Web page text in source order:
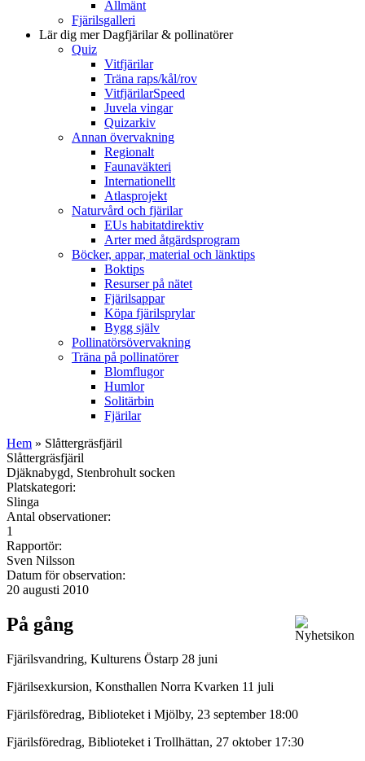
Allmänt
Fjärilsgalleri
Lär dig merDagfjärilar & pollinatörer
Quiz
Vitfjärilar
Träna raps/kål/rov
VitfjärilarSpeed
Juvela vingar
Quizarkiv
Annan övervakning
Regionalt
Faunaväkteri
Internationellt
Atlasprojekt
Naturvård och fjärilar
EUs habitatdirektiv
Arter med åtgärdsprogram
Böcker, appar, material och länktips
Boktips
Resurser på nätet
Fjärilsappar
Köpa fjärilsprylar
Bygg själv
Pollinatörsövervakning
Träna på pollinatörer
Blomflugor
Humlor
Solitärbin
Fjärilar
Hem » Slåttergräsfjäril
Slåttergräsfjäril
Djäknabygd, Stenbrohult socken
Platskategori:
Slinga
Antal observationer:
1
Rapportör:
Sven Nilsson
Datum för observation:
20 augusti 2010
På gång
Fjärilsvandring, Kulturens Östarp 28 juni
Fjärilsexkursion, Konsthallen Norra Kvarken 11 juli
Fjärilsföredrag, Biblioteket i Mjölby, 23 september 18:00
Fjärilsföredrag, Biblioteket i Trollhättan, 27 oktober 17:30